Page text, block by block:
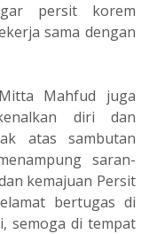
persit korem
sama dengan
Mahfud juga
diri dan
atas sambutan
saran-
kemajuan Persit
bertugas di
semoga di tempat